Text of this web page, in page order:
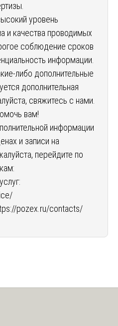
уровень
и качества проводимых
соблюдение сроков
информации.
либо дополнительные
дополнительная
свяжитесь с нами.
вам!
информации
и записи на
перейдите по
pozex.ru/contacts/